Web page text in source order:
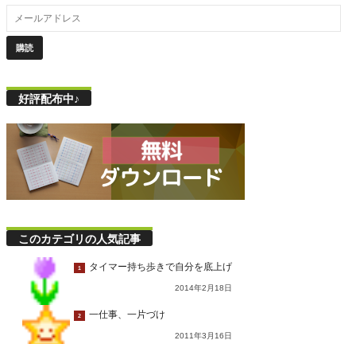
好評配布中♪
このカテゴリの人気記事
1 タイマー持ち歩きで自分を底上げ
2014年2月18日
2 一仕事、一片づけ
2011年3月16日